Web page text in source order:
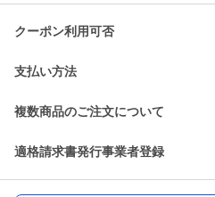
クーポン利用可否
支払い方法
複数商品のご注文について
適格請求書発行事業者登録